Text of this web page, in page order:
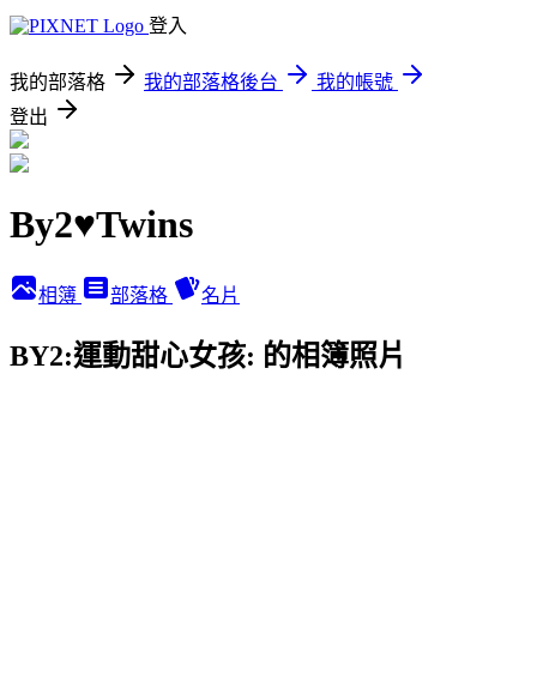
登入
我的部落格 我的部落格後台
我的帳號
登出
By2♥Twins
相簿 部落格 名片
BY2:運動甜心女孩: 的相簿照片